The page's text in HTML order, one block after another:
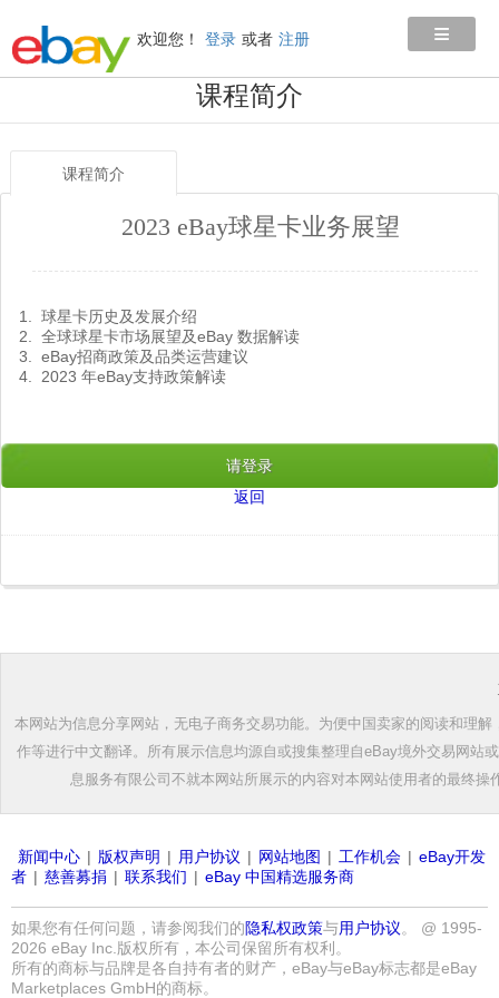
≡
欢迎您！ 登录 或者 注册
课程简介
课程简介
2023 eBay球星卡业务展望
1. 球星卡历史及发展介绍
2. 全球球星卡市场展望及eBay 数据解读
3. eBay招商政策及品类运营建议
4. 2023 年eBay支持政策解读
请登录
返回
本网站为信息分享网站，无电子商务交易功能。为便中国卖家的阅读和理
作等进行中文翻译。所有展示信息均源自或搜集整理自eBay境外交易网站
息服务有限公司不就本网站所展示的内容对本网站使用者的最终
新闻中心 | 版权声明 | 用户协议 | 网站地图 | 工作机会 | eBay开发
者 | 慈善募捐 | 联系我们 | eBay 中国精选服务商
如果您有任何问题，请参阅我们的隐私权政策与用户协议。 @ 1995-
2026 eBay Inc.版权所有，本公司保留所有权利。
所有的商标与品牌是各自持有者的财产，eBay与eBay标志都是eBay
Marketplaces GmbH的商标。